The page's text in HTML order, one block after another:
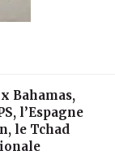
Bahamas,
l’Espagne
le Tchad